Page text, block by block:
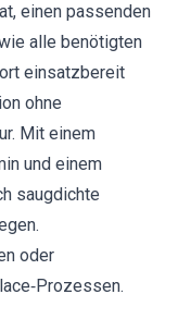
einen passenden
alle benötigten
einsatzbereit
ohne
Mit einem
und einem
saugdichte
oder